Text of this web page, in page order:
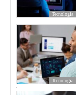
Tecnologia
Tecnologia